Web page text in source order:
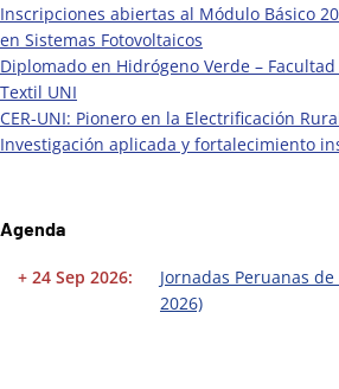
Inscripciones abiertas al Módulo Básico
en Sistemas Fotovoltaicos
Diplomado en Hidrógeno Verde –
Textil UNI
CER-UNI: Pionero en la Electrificación
Investigación aplicada y fortalecimiento
Agenda
+ 24 Sep 2026:
Jornadas Peruanas de
2026)